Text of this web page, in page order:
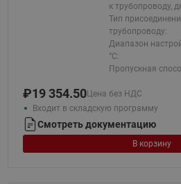
к трубопроводу,
Тип
трубопроводу:
Диапазон
°С:
Пропускная
₽19 354.50Цена без НДС
Входит в складскую программу
Смотреть документацию
В корзину